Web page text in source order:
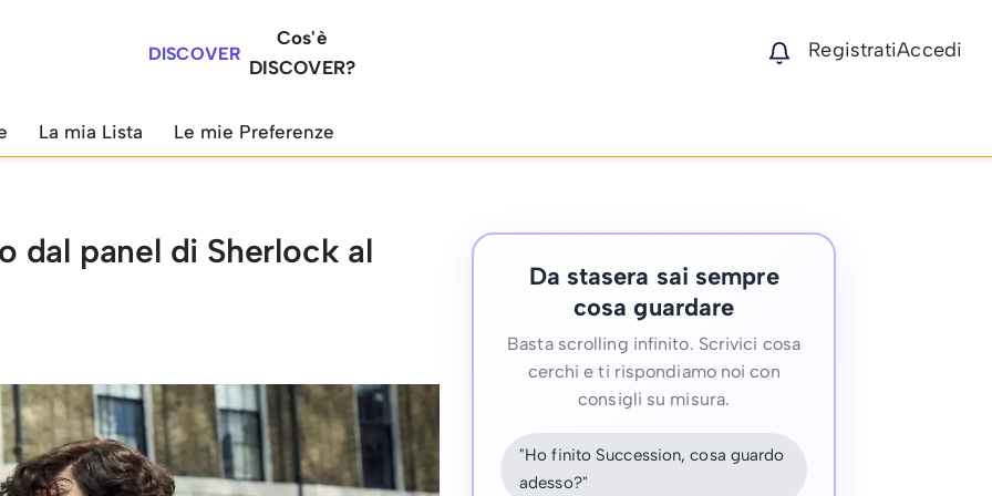
DISCOVER
Cos'è
DISCOVER?
RegistratiAccedi
La mia Lista Le mie Preferenze
dal panel di Sherlock al
Da stasera sai sempre
cosa guardare
Basta scrolling infinito. Scrivici cosa
cerchi e ti rispondiamo noi con
consigli su misura.
"Ho finito Succession, cosa guardo
adesso?"